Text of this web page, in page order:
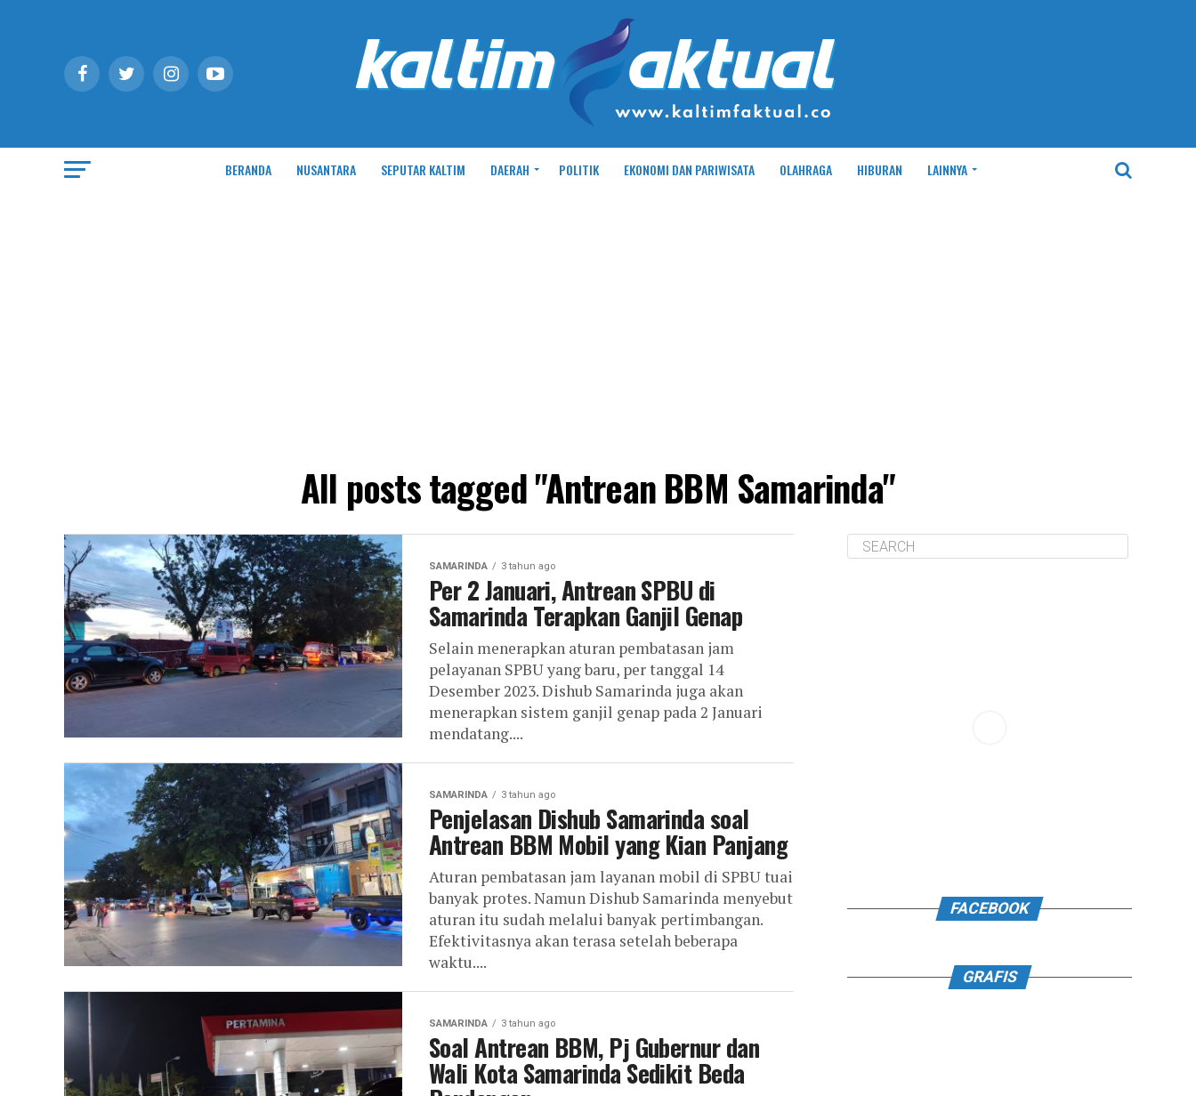
BERANDA NUSANTARA SEPUTAR KALTIM DAERAH POLITIK EKONOMI DAN PARIWISATA OLAHRAGA HIBURAN LAINNYA
All posts tagged "Antrean BBM Samarinda"
SAMARINDA 3 tahun ago
Per 2 Januari, Antrean SPBU di
Samarinda Terapkan Ganjil Genap
Selain menerapkan aturan pembatasan jam
pelayanan SPBU yang baru, per tanggal 14
Desember 2023. Dishub Samarinda juga akan
menerapkan sistem ganjil genap pada 2 Januari
mendatang....
SAMARINDA 3 tahun ago
Penjelasan Dishub Samarinda soal
Antrean BBM Mobil yang Kian Panjang
Aturan pembatasan jam layanan mobil di SPBU tuai
banyak protes. Namun Dishub Samarinda menyebut
aturan itu sudah melalui banyak pertimbangan.
Efektivitasnya akan terasa setelah beberapa
waktu....
SAMARINDA 3 tahun ago
Soal Antrean BBM, Pj Gubernur dan
Wali Kota Samarinda Sedikit Beda
FACEBOOK
GRAFIS